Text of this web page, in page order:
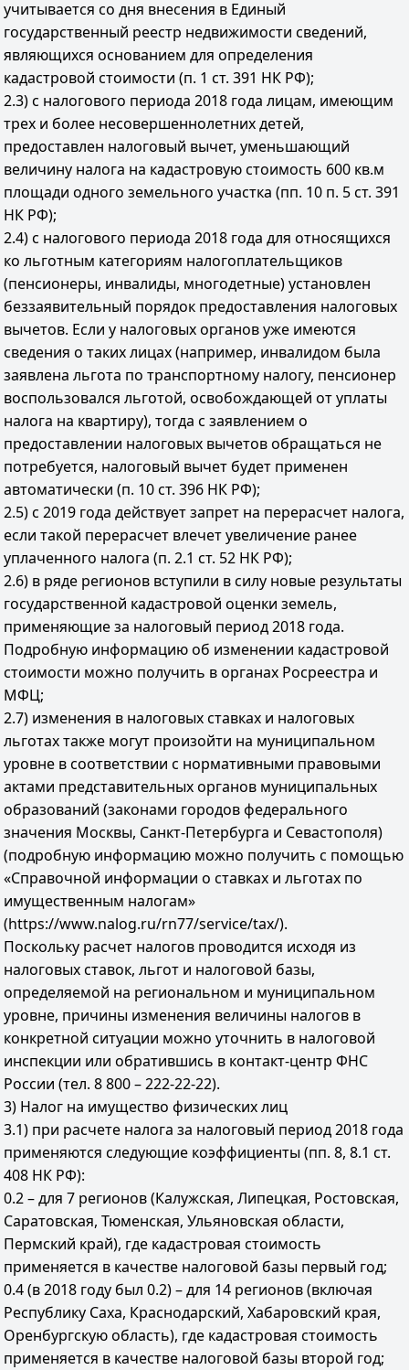
учитывается со дня внесения в Единый
государственный реестр недвижимости сведений,
являющихся основанием для определения
кадастровой стоимости (п. 1 ст. 391 НК РФ);
2.3) с налогового периода 2018 года лицам, имеющим
трех и более несовершеннолетних детей,
предоставлен налоговый вычет, уменьшающий
величину налога на кадастровую стоимость 600 кв.м
площади одного земельного участка (пп. 10 п. 5 ст. 391
НК РФ);
2.4) с налогового периода 2018 года для относящихся
ко льготным категориям налогоплательщиков
(пенсионеры, инвалиды, многодетные) установлен
беззаявительный порядок предоставления налоговых
вычетов. Если у налоговых органов уже имеются
сведения о таких лицах (например, инвалидом была
заявлена льгота по транспортному налогу, пенсионер
воспользовался льготой, освобождающей от уплаты
налога на квартиру), тогда с заявлением о
предоставлении налоговых вычетов обращаться не
потребуется, налоговый вычет будет применен
автоматически (п. 10 ст. 396 НК РФ);
2.5) с 2019 года действует запрет на перерасчет налога,
если такой перерасчет влечет увеличение ранее
уплаченного налога (п. 2.1 ст. 52 НК РФ);
2.6) в ряде регионов вступили в силу новые результаты
государственной кадастровой оценки земель,
применяющие за налоговый период 2018 года.
Подробную информацию об изменении кадастровой
стоимости можно получить в органах Росреестра и
МФЦ;
2.7) изменения в налоговых ставках и налоговых
льготах также могут произойти на муниципальном
уровне в соответствии с нормативными правовыми
актами представительных органов муниципальных
образований (законами городов федерального
значения Москвы, Санкт-Петербурга и Севастополя)
(подробную информацию можно получить с помощью
«Справочной информации о ставках и льготах по
имущественным налогам»
(https://www.nalog.ru/rn77/service/tax/).
Поскольку расчет налогов проводится исходя из
налоговых ставок, льгот и налоговой базы,
определяемой на региональном и муниципальном
уровне, причины изменения величины налогов в
конкретной ситуации можно уточнить в налоговой
инспекции или обратившись в контакт-центр ФНС
России (тел. 8 800 – 222-22-22).
3) Налог на имущество физических лиц
3.1) при расчете налога за налоговый период 2018 года
применяются следующие коэффициенты (пп. 8, 8.1 ст.
408 НК РФ):
0.2 – для 7 регионов (Калужская, Липецкая, Ростовская,
Саратовская, Тюменская, Ульяновская области,
Пермский край), где кадастровая стоимость
применяется в качестве налоговой базы первый год;
0.4 (в 2018 году был 0.2) – для 14 регионов (включая
Республику Саха, Краснодарский, Хабаровский края,
Оренбургскую область), где кадастровая стоимость
применяется в качестве налоговой базы второй год;